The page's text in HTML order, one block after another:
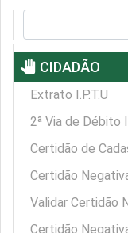
pan_tool CIDADÃO
Extrato I.P.T.U
2ª Via de Débito
Certidão de
Certidão
Validar Certidão
Certidão